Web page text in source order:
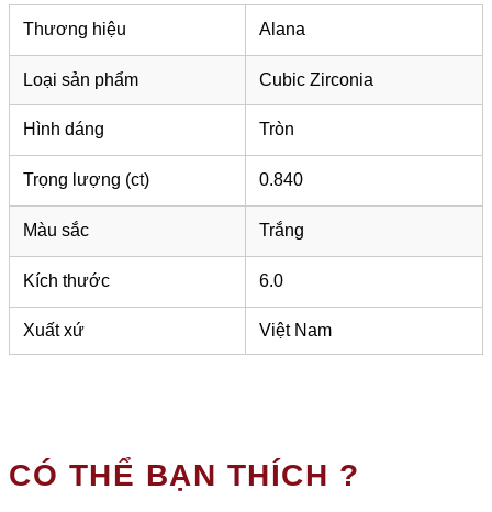
Thương hiệu Alana
Loại sản phẩm Cubic Zirconia
Hình dáng Tròn
Trọng lượng (ct) 0.840
Màu sắc Trắng
Kích thước 6.0
Xuất xứ Việt Nam
CÓ THỂ BẠN THÍCH ?